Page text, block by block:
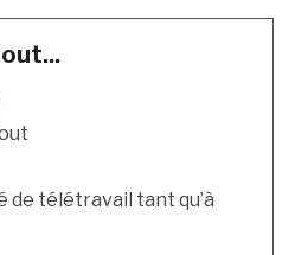
de télétravail tant qu’à